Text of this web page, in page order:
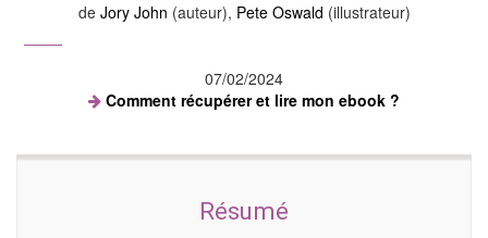
de Jory John (auteur), Pete Oswald (illustrateur)
07/02/2024
Comment récupérer et lire mon ebook ?
Résumé